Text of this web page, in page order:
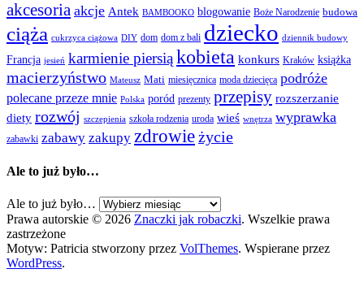
akcesoria akcje Antek BAMBOOKO blogowanie Boże Narodzenie budowa
ciąża cukrzyca ciążowa DIY dom dom z bali dziecko dziennik budowy
Francja jesień karmienie piersiąkobieta konkurs Kraków książka
macierzyństwo Mateusz Mati miesięcznica moda dziecięca podróże
polecane przeze mnie Polska poród prezenty przepisy rozszerzanie
diety rozwój szczepienia szkoła rodzenia uroda wieś wnętrza wyprawka
zabawki zabawy zakupy zdrowieżycie
Ale to już było…
Ale to już było…
Prawa autorskie © 2026 Znaczki jak robaczki. Wszelkie prawa
zastrzeżone
Motyw: Patricia stworzony przez VolThemes. Wspierane przez
WordPress.